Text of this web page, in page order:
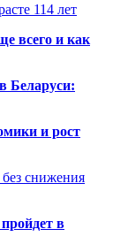
114 лет
всего и как
Беларуси:
и рост
снижения
в